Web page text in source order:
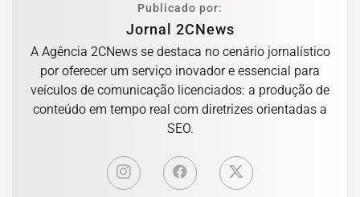
Publicado por:
Jornal 2CNews
A Agência 2CNews se destaca no cenário jornalístico
por oferecer um serviço inovador e essencial para
veículos de comunicação licenciados: a produção de
conteúdo em tempo real com diretrizes orientadas a
SEO.